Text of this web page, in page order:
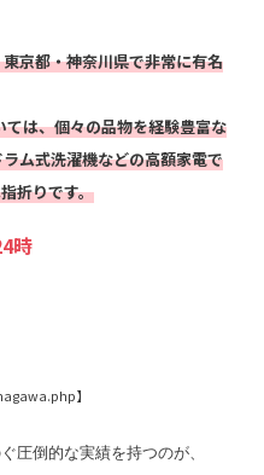
京都・神奈川県で非常に有名
は、個々の品物を経験豊富な
ム式洗濯機などの高額家電で
折りです。
時
】
圧倒的な実績を持つのが、